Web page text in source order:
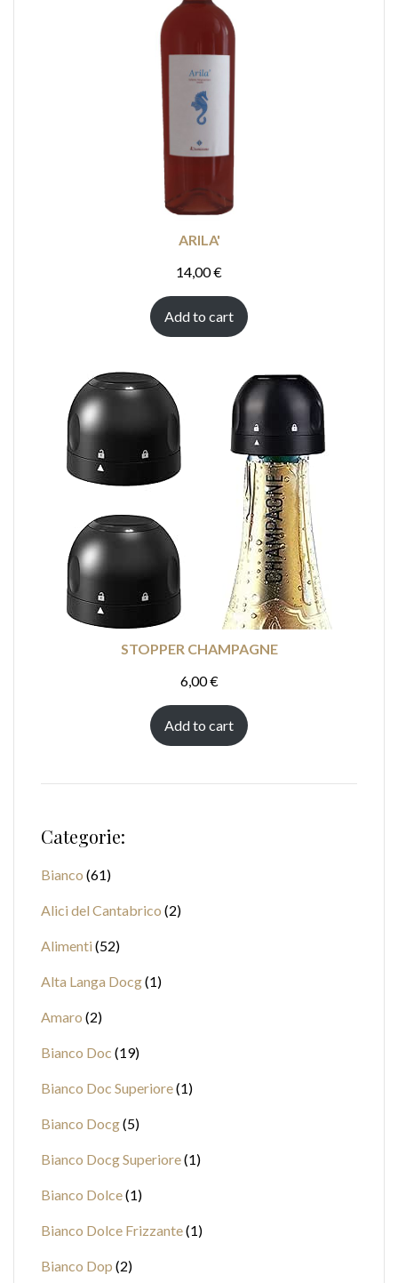
ARILA'
14,00€
Add to cart
STOPPER CHAMPAGNE
6,00€
Add to cart
Categorie:
Bianco 61
Alici del Cantabrico 2
Alimenti 52
Alta Langa Docg 1
Amaro 2
Bianco Doc 19
Bianco Doc Superiore 1
Bianco Docg 5
Bianco Docg Superiore 1
Bianco Dolce 1
Bianco Dolce Frizzante 1
Bianco Dop 2